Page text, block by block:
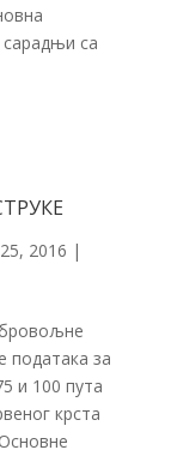
сарадњи са
2016 |
података за
и 100 пута
крста